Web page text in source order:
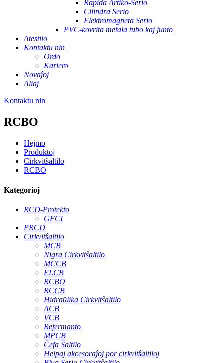
Rapida Artiko-Serio
Cilindra Serio
Elektromagneta Serio
PVC-kovrita metala tubo kaj junto
Atestilo
Kontaktu nin
Ordo
Kariero
Novaĵoj
Aliaj
Kontaktu nin
RCBO
Hejmo
Produktoj
Cirkvitŝaltilo
RCBO
Kategorioj
RCD-Protekto
GFCI
PRCD
Cirkvitŝaltilo
MCB
Nigra Cirkvitŝaltilo
MCCB
ELCB
RCBO
RCCB
Hidraŭlika Cirkvitŝaltilo
ACB
VCB
Refermanto
MPCB
Ĉefa Ŝaltilo
Helpaj akcesoraĵoj por cirkvitŝaltiloj